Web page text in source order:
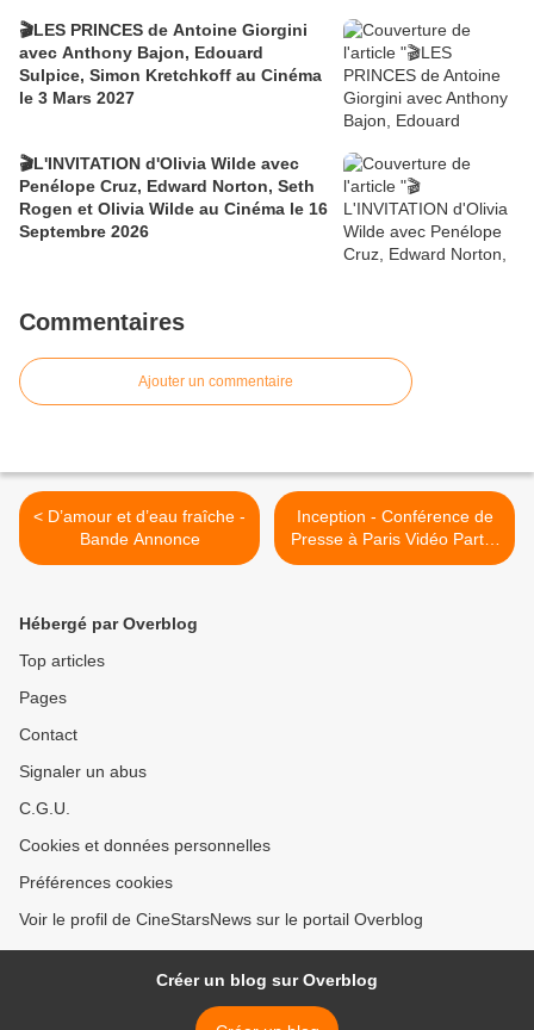
🎬LES PRINCES de Antoine Giorgini
avec Anthony Bajon, Edouard
Sulpice, Simon Kretchkoff au Cinéma
le 3 Mars 2027
🎬L'INVITATION d'Olivia Wilde avec
Penélope Cruz, Edward Norton, Seth
Rogen et Olivia Wilde au Cinéma le 16
Septembre 2026
Commentaires
Ajouter un commentaire
< D’amour et d’eau fraîche -
Bande Annonce
Inception - Conférence de
Presse à Paris Vidéo Part 2
>
Hébergé par Overblog
Top articles
Pages
Contact
Signaler un abus
C.G.U.
Cookies et données personnelles
Préférences cookies
Voir le profil de CineStarsNews sur le portail Overblog
Créer un blog sur Overblog